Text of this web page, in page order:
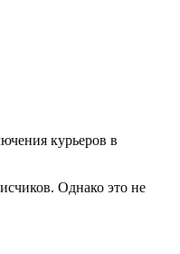
курьеров в
Однако это не